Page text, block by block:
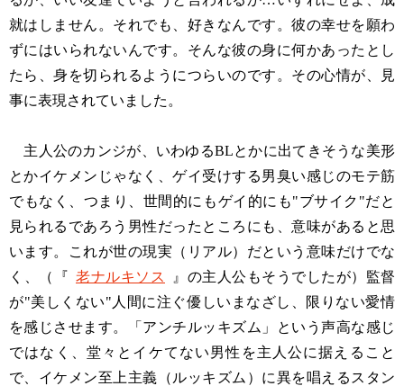
就はしません。それでも、好きなんです。彼の幸せを願わ
ずにはいられないんです。そんな彼の身に何かあったとし
たら、身を切られるようにつらいのです。その心情が、見
事に表現されていました。
主人公のカンジが、いわゆるBLとかに出てきそうな美形
とかイケメンじゃなく、ゲイ受けする男臭い感じのモテ筋
でもなく、つまり、世間的にもゲイ的にも"ブサイク"だと
見られるであろう男性だったところにも、意味があると思
います。これが世の現実（リアル）だという意味だけでな
く、（『 老ナルキソス
』の主人公もそうでしたが）監督
が"美しくない"人間に注ぐ優しいまなざし、限りない愛情
を感じさせます。「アンチルッキズム」という声高な感じ
ではなく、堂々とイケてない男性を主人公に据えること
で、イケメン至上主義（ルッキズム）に異を唱えるスタン